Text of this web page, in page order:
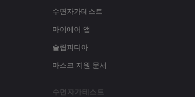
수면자가테스트
마이에어 앱
슬립피디아
마스크 지원 문서
수면자가테스트